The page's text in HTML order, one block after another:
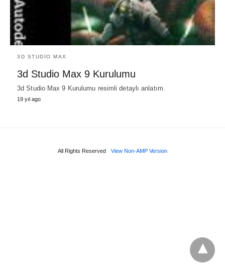
3D STUDIO MAX
3d Studio Max 9 Kurulumu
3d Studio Max 9 Kurulumu resimli detaylı anlatım.
19 yıl ago
All Rights Reserved View Non-AMP Version